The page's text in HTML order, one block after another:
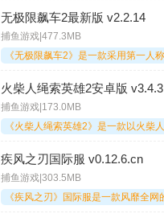
无极限飙车2最新版 v2.2.14
捕鱼游戏|477.3MB
火柴人绳索英雄2安卓版 v3.4.3
捕鱼游戏|173.0MB
疾风之刃国际服 v0.12.6.cn
捕鱼游戏|303.5MB